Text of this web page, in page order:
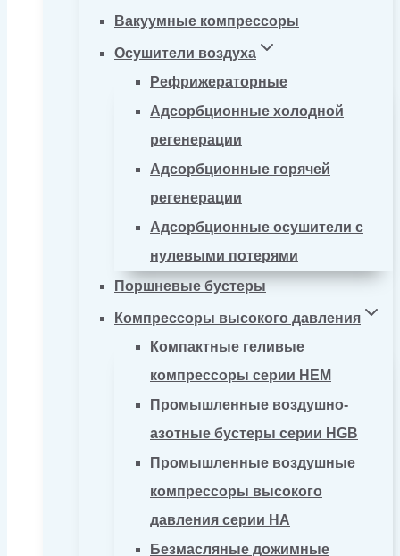
Вакуумные компрессоры
Осушители воздуха
Рефрижераторные
Адсорбционные холодной
регенерации
Адсорбционные горячей
регенерации
Адсорбционные осушители с
нулевыми потерями
Поршневые бустеры
Компрессоры высокого давления
Компактные геливые
компрессоры серии HEM
Промышленные воздушно-
азотные бустеры серии HGB
Промышленные воздушные
компрессоры высокого
давления серии HA
Безмасляные дожимные